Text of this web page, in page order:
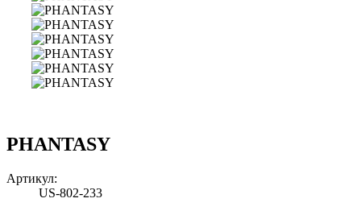
PHANTASY
Артикул:
US-802-233